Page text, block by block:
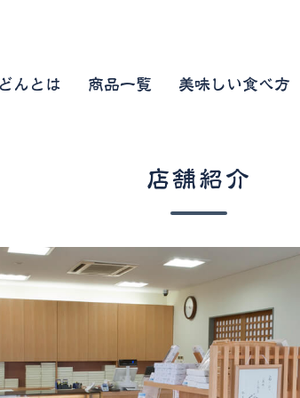
んとは 商品一覧 美味しい食べ方
店舗紹介